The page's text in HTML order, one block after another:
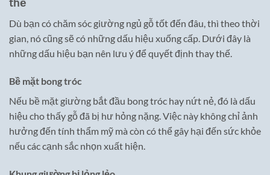
Dù bạn có chăm sóc giường ngủ gỗ tốt đến đâu, thì theo thời
gian, nó cũng sẽ có những dấu hiệu xuống cấp. Dưới đây là
những dấu hiệu bạn nên lưu ý để quyết định thay thế.
Bề mặt bong tróc
Nếu bề mặt giường bắt đầu bong tróc hay nứt nẻ, đó là dấu
hiệu cho thấy gỗ đã bị hư hỏng nặng. Việc này không chỉ ảnh
hưởng đến tính thẩm mỹ mà còn có thể gây hại đến sức khỏe
nếu các cạnh sắc nhọn xuất hiện.